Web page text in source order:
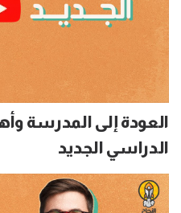
العودة إلى المدرسة
الدراسي الجديد